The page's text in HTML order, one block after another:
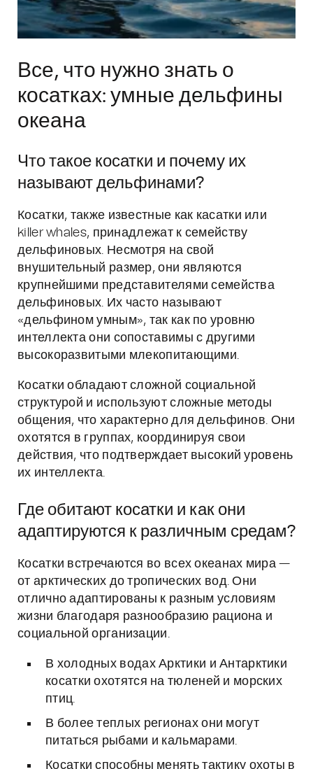
Все, что нужно знать о
косатках: умные дельфины
океана
Что такое косатки и почему их
называют дельфинами?
Косатки, также известные как касатки или
killer whales, принадлежат к семейству
дельфиновых. Несмотря на свой
внушительный размер, они являются
крупнейшими представителями семейства
дельфиновых. Их часто называют
«дельфином умным», так как по уровню
интеллекта они сопоставимы с другими
высокоразвитыми млекопитающими.
Косатки обладают сложной социальной
структурой и используют сложные методы
общения, что характерно для дельфинов. Они
охотятся в группах, координируя свои
действия, что подтверждает высокий уровень
их интеллекта.
Где обитают косатки и как они
адаптируются к различным средам?
Косатки встречаются во всех океанах мира —
от арктических до тропических вод. Они
отлично адаптированы к разным условиям
жизни благодаря разнообразию рациона и
социальной организации.
В холодных водах Арктики и Антарктики
косатки охотятся на тюленей и морских
птиц.
В более теплых регионах они могут
питаться рыбами и кальмарами.
Косатки способны менять тактику охоты в